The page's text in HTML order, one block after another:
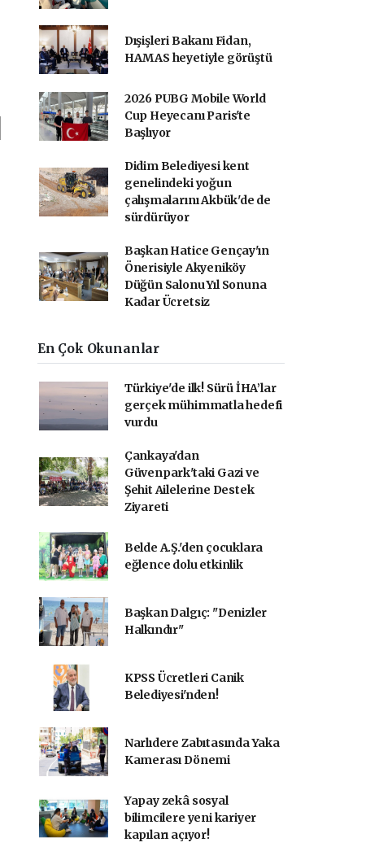
Dışişleri Bakanı Fidan,
HAMAS heyetiyle görüştü
2026 PUBG Mobile World
Cup Heyecanı Paris'te
Başlıyor
Didim Belediyesi kent
genelindeki yoğun
çalışmalarını Akbük'de de
sürdürüyor
Başkan Hatice Gençay'ın
Önerisiyle Akyeniköy
Düğün Salonu Yıl Sonuna
Kadar Ücretsiz
En Çok Okunanlar
Türkiye'de ilk! Sürü İHA’lar
gerçek mühimmatla hedefi
vurdu
Çankaya'dan
Güvenpark'taki Gazi ve
Şehit Ailelerine Destek
Ziyareti
Belde A.Ş.'den çocuklara
eğlence dolu etkinlik
Başkan Dalgıç: "Denizler
Halkındır"
KPSS Ücretleri Canik
Belediyesi'nden!
Narlıdere Zabıtasında Yaka
Kamerası Dönemi
Yapay zekâ sosyal
bilimcilere yeni kariyer
kapıları açıyor!